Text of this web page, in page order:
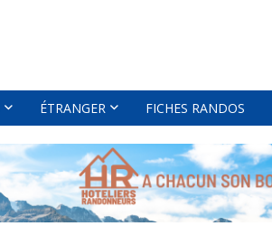
ÉTRANGER FICHES RANDOS